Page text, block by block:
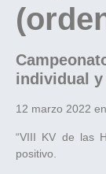
individual y
12 marzo 2022
“VIII KV de las
positivo.